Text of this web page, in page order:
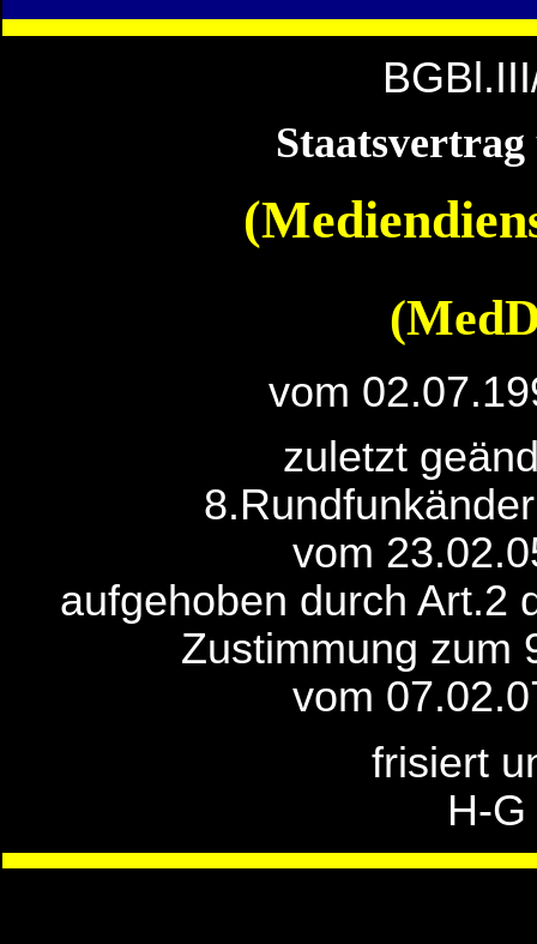
vom
zuletzt
vom
aufgehoben durch Art.2
Zustimmung zum
vom
frisiert
H-